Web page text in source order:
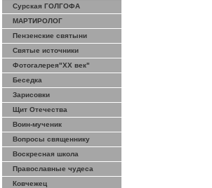
Сурская ГОЛГОФА
МАРТИРОЛОГ
Пензенские святыни
Святые источники
Фотогалерея"ХХ век"
Беседка
Зарисовки
Щит Отечества
Воин-мученик
Вопросы священнику
Воскресная школа
Православные чудеса
Ковчежец